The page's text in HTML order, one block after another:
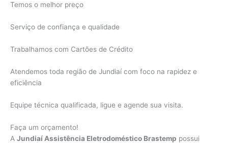
Temos o melhor preço
Serviço de confiança e qualidade
Trabalhamos com Cartões de Crédito
Atendemos toda região de Jundiaí com foco na rapidez e
eficiência
Equipe técnica qualificada, ligue e agende sua visita.
Faça um orçamento!
A Jundiaí Assistência Eletrodoméstico Brastemp possui